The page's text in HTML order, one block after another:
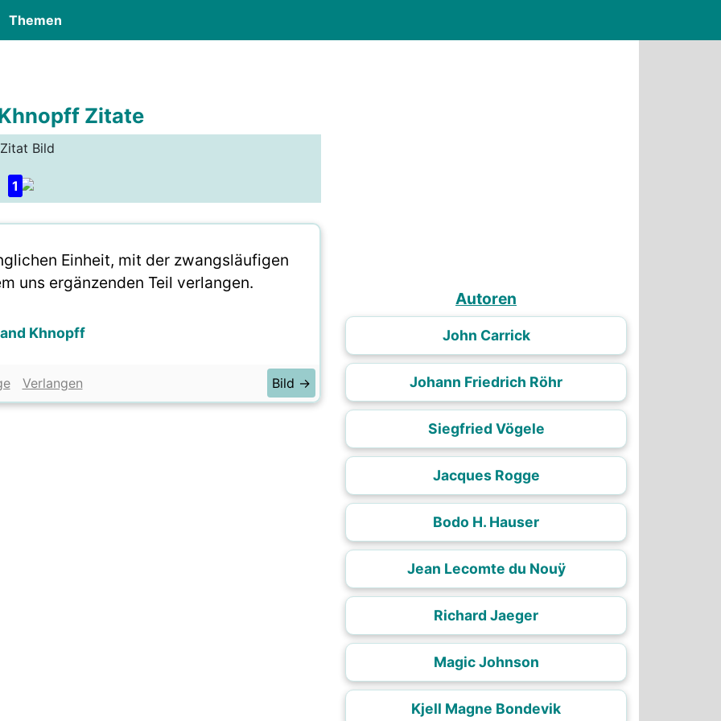
Themen
Zitate
Zitat Bild
1
Einheit, mit der zwangsläufigen
uns ergänzenden Teil verlangen.
Khnopff
Verlangen Bild →
Autoren
John Carrick
Johann Friedrich Röhr
Siegfried Vögele
Jacques Rogge
Bodo H. Hauser
Jean Lecomte du Nouÿ
Richard Jaeger
Magic Johnson
Kjell Magne Bondevik